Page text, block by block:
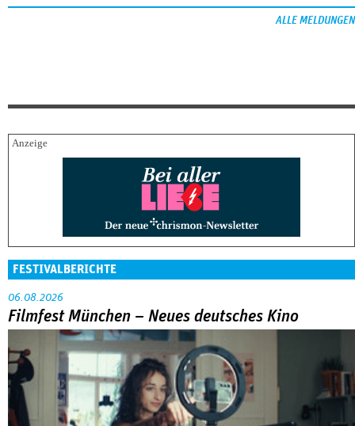
ALLE MELDUNGEN
FESTIVALBERICHTE
06.08.2026
Filmfest München – Neues deutsches Kino